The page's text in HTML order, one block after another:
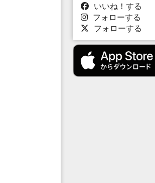
いいね！する
フォローする
フォローする